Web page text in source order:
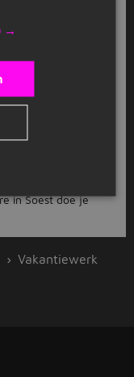
vacatures in Soest
Soest?
in Soest doe je
Vakantiewerk
→